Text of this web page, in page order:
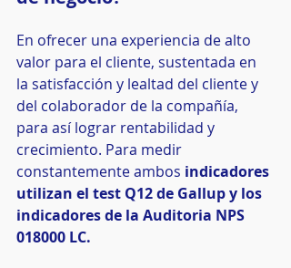
En ofrecer una experiencia de alto
valor para el cliente, sustentada en
la satisfacción y lealtad del cliente y
del colaborador de la compañía,
para así lograr rentabilidad y
crecimiento. Para medir
constantemente ambos indicadores
utilizan el test Q12 de Gallup y los
indicadores de la Auditoria NPS
018000 LC.